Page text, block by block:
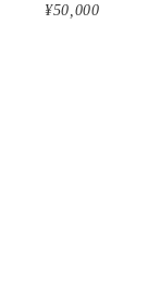
¥50,000